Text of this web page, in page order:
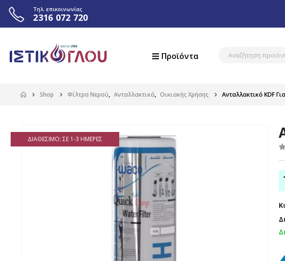
Τηλ. επικοινωνίας
2316 072 720
Προϊόντα
Shop Φίλτρα Νερού, Ανταλλακτικά, Οικιακής Χρήσης Ανταλλακτικό KDF
ΔΙΑΘΈΣΙΜΟ: ΣΕ 1-3 ΗΜΈΡΕΣ